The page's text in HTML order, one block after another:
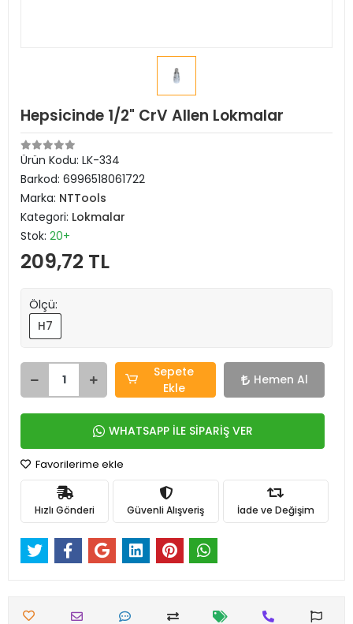
Hepsicinde 1/2" CrV Allen Lokmalar
Ürün Kodu: LK-334
Barkod: 6996518061722
Marka: NTTools
Kategori: Lokmalar
Stok: 20+
209,72 TL
Ölçü:
H7
Sepete
Ekle
Hemen Al
WHATSAPP İLE SİPARİŞ VER
Favorilerime ekle
Hızlı Gönderi Güvenli Alışveriş İade ve Değişim